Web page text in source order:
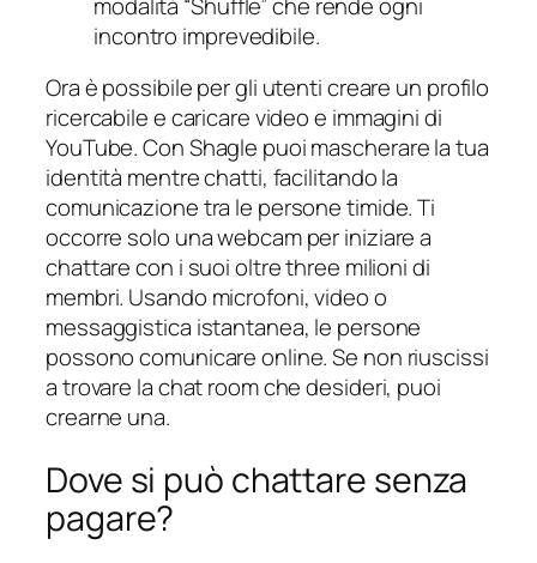
incontro imprevedibile.
Ora è possibile per gli utenti creare un profilo
ricercabile e caricare video e immagini di
YouTube. Con Shagle puoi mascherare la tua
identità mentre chatti, facilitando la
comunicazione tra le persone timide. Ti
occorre solo una webcam per iniziare a
chattare con i suoi oltre three milioni di
membri. Usando microfoni, video o
messaggistica istantanea, le persone
possono comunicare online. Se non riuscissi
a trovare la chat room che desideri, puoi
crearne una.
Dove si può chattare senza
pagare?